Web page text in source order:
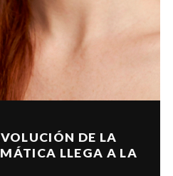
DE LA
LLEGA A LA